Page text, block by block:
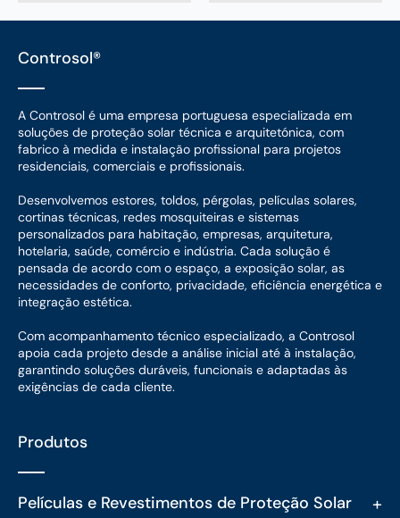
Controsol®
A Controsol é uma empresa portuguesa especializada em
soluções de proteção solar técnica e arquitetónica, com
fabrico à medida e instalação profissional para projetos
residenciais, comerciais e profissionais.
Desenvolvemos estores, toldos, pérgolas, películas solares,
cortinas técnicas, redes mosquiteiras e sistemas
personalizados para habitação, empresas, arquitetura,
hotelaria, saúde, comércio e indústria. Cada solução é
pensada de acordo com o espaço, a exposição solar, as
necessidades de conforto, privacidade, eficiência energética e
integração estética.
Com acompanhamento técnico especializado, a Controsol
apoia cada projeto desde a análise inicial até à instalação,
garantindo soluções duráveis, funcionais e adaptadas às
exigências de cada cliente.
Produtos
Películas e Revestimentos de Proteção Solar +